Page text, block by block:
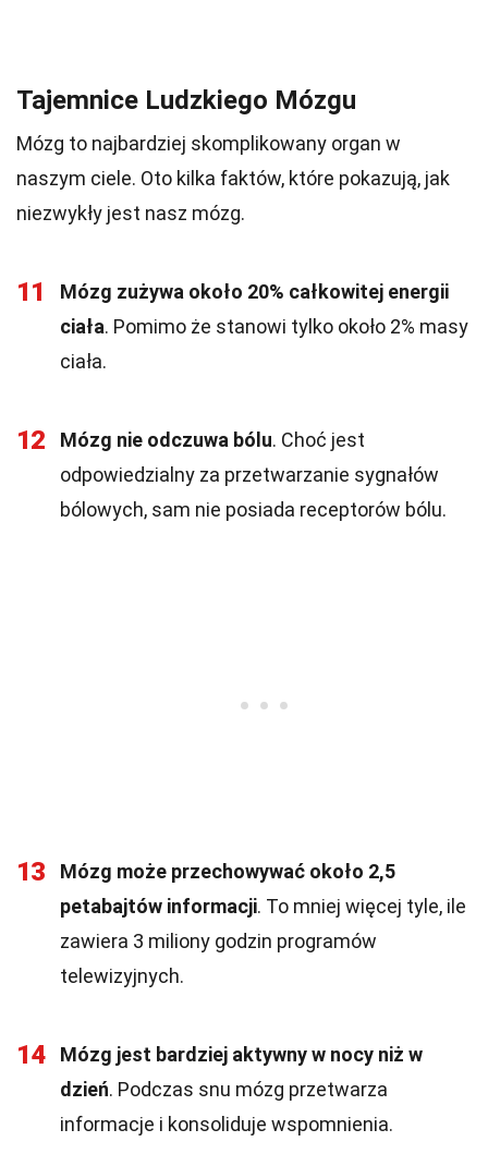
Tajemnice Ludzkiego Mózgu
Mózg to najbardziej skomplikowany organ w
naszym ciele. Oto kilka faktów, które pokazują, jak
niezwykły jest nasz mózg.
11
Mózg zużywa około 20% całkowitej energii
ciała. Pomimo że stanowi tylko około 2% masy
ciała.
12 Mózg nie odczuwa bólu. Choć jest
odpowiedzialny za przetwarzanie sygnałów
bólowych, sam nie posiada receptorów bólu.
13
Mózg może przechowywać około 2,5
petabajtów informacji. To mniej więcej tyle, ile
zawiera 3 miliony godzin programów
telewizyjnych.
14
Mózg jest bardziej aktywny w nocy niż w
dzień. Podczas snu mózg przetwarza
informacje i konsoliduje wspomnienia.